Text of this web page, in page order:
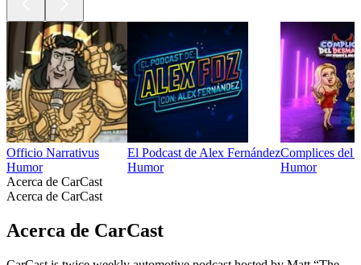
Officio Narrativus
Humor
El Podcast de Alex Fernández
Humor
Complices del
Humor
Acerca de CarCast
Acerca de CarCast
Acerca de CarCast